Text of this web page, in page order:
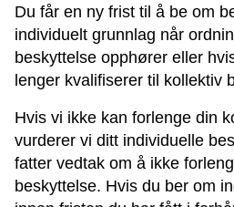
Du får en ny frist til å be om
individuelt grunnlag når
beskyttelse opphører eller
lenger kvalifiserer til kollektiv
Hvis vi ikke kan forlenge din
vurderer vi ditt individuelle
fatter vedtak om å ikke
beskyttelse. Hvis du ber om